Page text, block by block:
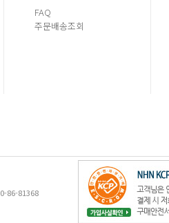
FAQ
주문배송조회
86-81368